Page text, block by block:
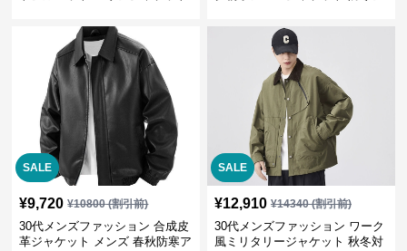
SALE
¥9,720 ¥10800(割引前)
30代メンズファッション 合成皮
革ジャケット メンズ 春秋防寒ア
SALE
¥12,910 ¥14340(割引前)
30代メンズファッション ワーク
風ミリタリージャケット 秋冬対